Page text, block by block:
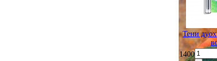
Тени
1400